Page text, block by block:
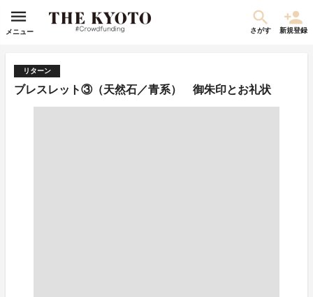
メニュー さがす 新規登録
リターン
ブレスレット③（天然石／青系） 御朱印とお礼状